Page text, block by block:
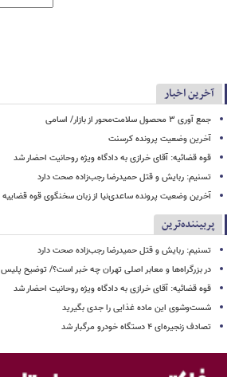
آخرین اخبار
جمع آوری ۳ محصول سلامت‌محور از بازار/ اسامی
آخرین وضعیت پرونده کرسنت
قوه قضائیه: آقای خرازی به دادگاه ویژه روحانیت احضار شد
تسنیم: ربایش و قتل حمیدرضا رجب‌زاده صحت دارد
آخرین وضعیت پرونده ساعدی‌نیا از زبان سخنگوی قوه قضاییه
پربیننده‌ترین
تسنیم: ربایش و قتل حمیدرضا رجب‌زاده صحت دارد
در بزرگراه‌ها و معابر اصلی تهران چه خبر است؟/ توضیح پلیس
قوه قضائیه: آقای خرازی به دادگاه ویژه روحانیت احضار شد
شست‌وشوی این ماده غذایی را جدی بگیرید
تصادف زنجیره‌ای ۴ دستگاه خودرو مرگبار شد